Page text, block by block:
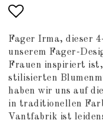
Add to list
Fager Irma, dieser
unserem Fager-
Frauen inspiriert
stilisierten
haben wir uns auf
in traditionellen
Vantfabrik ist